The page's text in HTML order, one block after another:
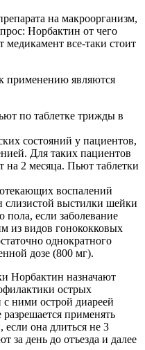
на макроорганизм,
Норбактин от чего
медикамент все-таки стоит
применению являются
по таблетке трижды в
состояний у пациентов,
Для таких пациентов
на 2 месяца. Пьют таблетки
воспалений
выстилки шейки
пола, если заболевание
из видов гонококковых
однократного
дозе (800 мг).
Норбактин назначают
острых
ними острой диареей
применять
если она длиться не 3
за день до отъезда и далее